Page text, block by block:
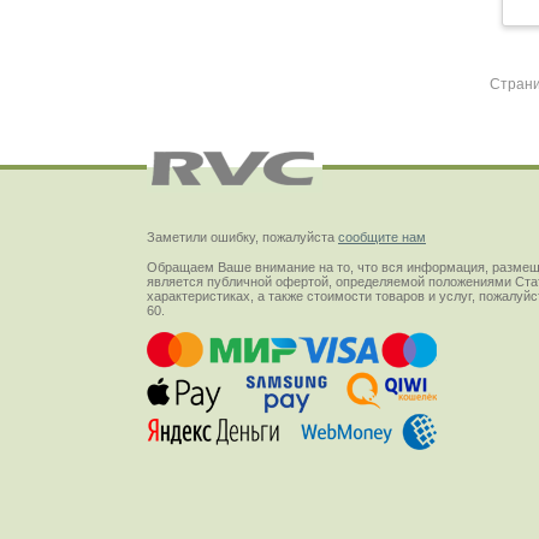
Заметили ошибку, пожалуйста сообщите нам
Обращаем Ваше внимание на то, что вся информация,
является публичной офертой, определяемой положениями
характеристиках, а также стоимости товаров и услуг,
60.